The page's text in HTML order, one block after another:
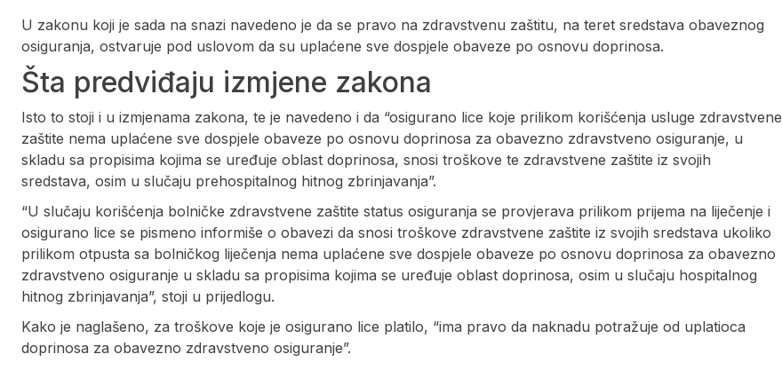
U zakonu koji je sada na snazi navedeno je da se pravo na zdravstvenu zaštitu, na teret sredstava obaveznog
osiguranja, ostvaruje pod uslovom da su uplaćene sve dospjele obaveze po osnovu doprinosa.
Šta predviđaju izmjene zakona
Isto to stoji i u izmjenama zakona, te je navedeno i da “osigurano lice koje prilikom korišćenja usluge zdravstvene
zaštite nema uplaćene sve dospjele obaveze po osnovu doprinosa za obavezno zdravstveno osiguranje, u
skladu sa propisima kojima se uređuje oblast doprinosa, snosi troškove te zdravstvene zaštite iz svojih
sredstava, osim u slučaju prehospitalnog hitnog zbrinjavanja”.
“U slučaju korišćenja bolničke zdravstvene zaštite status osiguranja se provjerava prilikom prijema na liječenje i
osigurano lice se pismeno informiše o obavezi da snosi troškove zdravstvene zaštite iz svojih sredstava ukoliko
prilikom otpusta sa bolničkog liječenja nema uplaćene sve dospjele obaveze po osnovu doprinosa za obavezno
zdravstveno osiguranje u skladu sa propisima kojima se uređuje oblast doprinosa, osim u slučaju hospitalnog
hitnog zbrinjavanja”, stoji u prijedlogu.
Kako je naglašeno, za troškove koje je osigurano lice platilo, “ima pravo da naknadu potražuje od uplatioca
doprinosa za obavezno zdravstveno osiguranje”.